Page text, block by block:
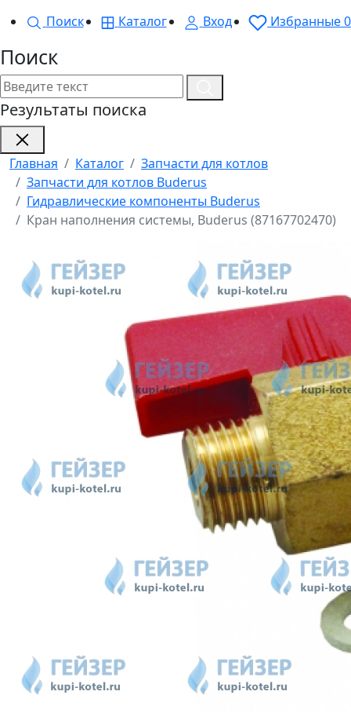
Поиск
Каталог Вход Избранные0
Поиск
Результаты поиска
Главная Каталог
Запчасти для котлов
Запчасти для котлов Buderus
Гидравлические компоненты Buderus
Кран наполнения системы, Buderus (87167702470)